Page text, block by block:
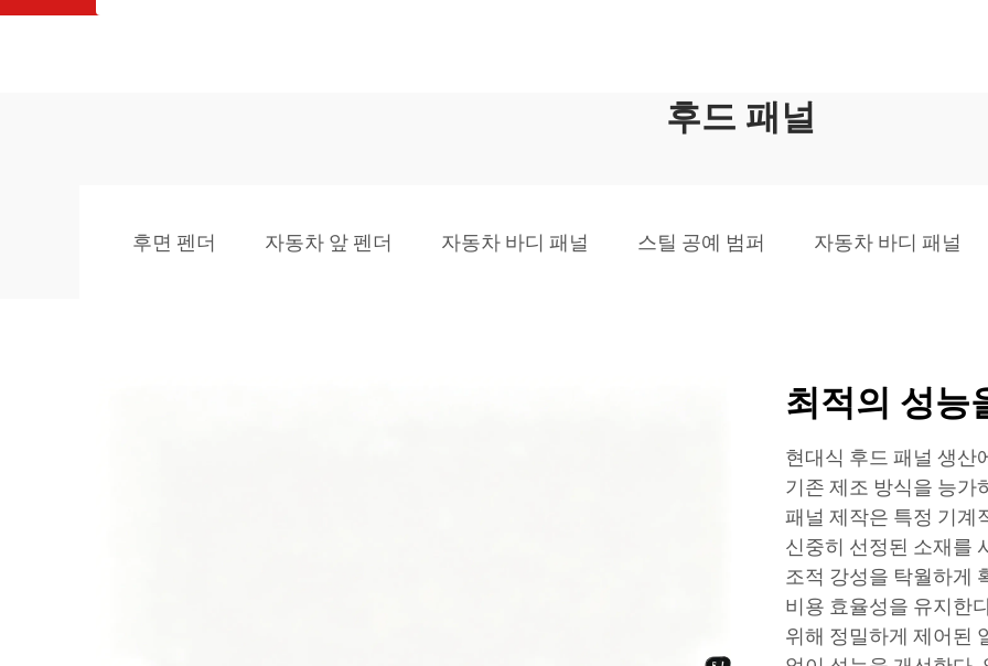
후드 패널
후면 펜더 자동차 앞 펜더 자동차 바디 패널 스틸 공예 범퍼 자동차 바디 패널
최적의 성능
현대식 후드 패널 생산
기존 제조 방식을 능가
패널 제작은 특정 기계
신중히 선정된 소재를
조적 강성을 탁월하게
비용 효율성을 유지한
위해 정밀하게 제어된